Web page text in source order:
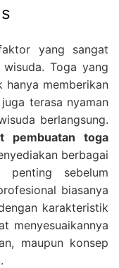
yang sangat
Toga yang
memberikan
terasa nyaman
berlangsung.
pembuatan toga
berbagai
penting sebelum
biasanya
karakteristik
menyesuaikannya
maupun konsep